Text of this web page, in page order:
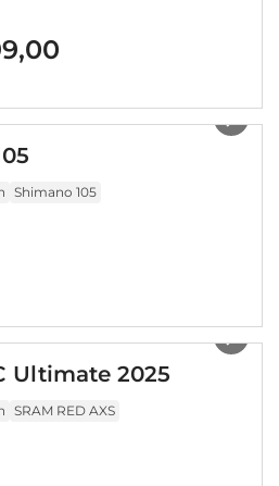
Shimano 105
Ultimate 2025
SRAM RED AXS